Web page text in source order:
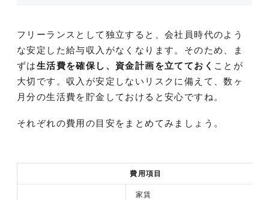
フリーランスとして独立すると、会社員時代のよう
な安定した給与収入がなくなります。そのため、ま
ずは生活費を確保し、資金計画を立てておく ことが
大切です。収入が安定しないリスクに備えて、数ヶ
月分の生活費を貯金しておけると安心ですね。
それぞれの費用の目安をまとめてみましょう。
費用項目
家賃